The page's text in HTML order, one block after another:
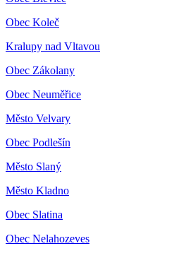
Obec Koleč
Kralupy nad Vltavou
Obec Zákolany
Obec Neuměřice
Město Velvary
Obec Podlešín
Město Slaný
Město Kladno
Obec Slatina
Obec Nelahozeves